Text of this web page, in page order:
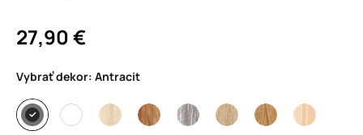
27,90 €
Vybrať dekor: Antracit